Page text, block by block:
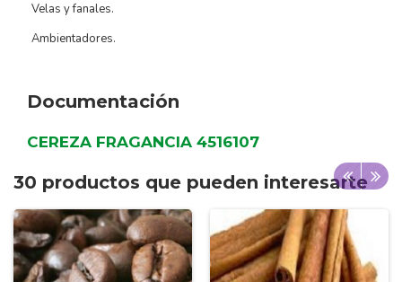
Velas y fanales.
Ambientadores.
Documentación
CEREZA FRAGANCIA 4516107
30 productos que pueden interesarte